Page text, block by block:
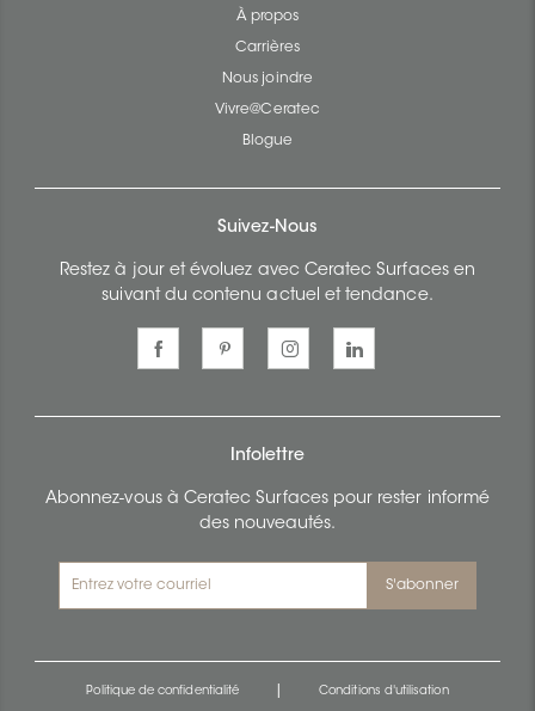
À propos
Carrières
Nous joindre
Vivre@Ceratec
Blogue
Suivez-Nous
Restez à jour et évoluez avec Ceratec Surfaces en
suivant du contenu actuel et tendance.
Infolettre
Abonnez-vous à Ceratec Surfaces pour rester informé
des nouveautés.
S'abonner
Politique de confidentialité Conditions d'utilisation